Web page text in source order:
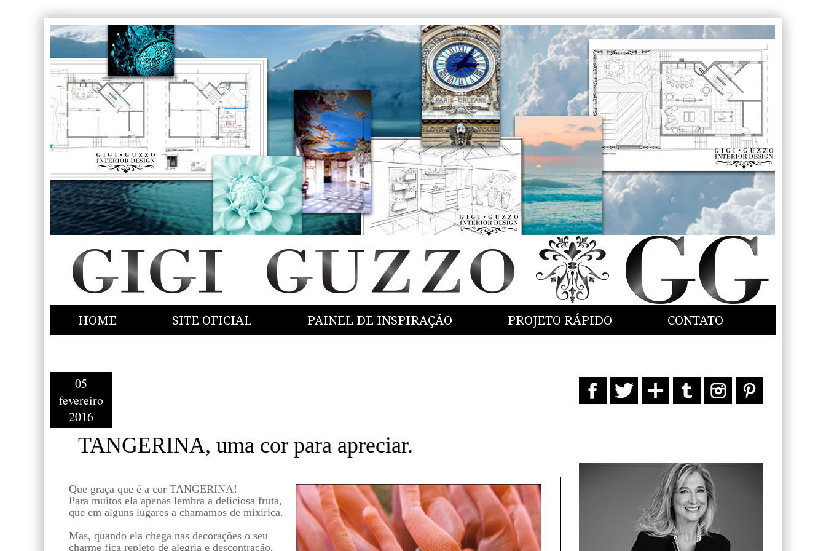
HOME SITE OFICIAL PAINEL DE INSPIRAÇÃO PROJETO RÁPIDO CONTATO
05
fevereiro
2016
TANGERINA, uma cor para apreciar.
Que graça que é a cor TANGERINA!
Para muitos ela apenas lembra a deliciosa fruta,
que em alguns lugares a chamamos de mixirica.
Mas, quando ela chega nas decorações o seu
charme fica repleto de alegria e descontração.